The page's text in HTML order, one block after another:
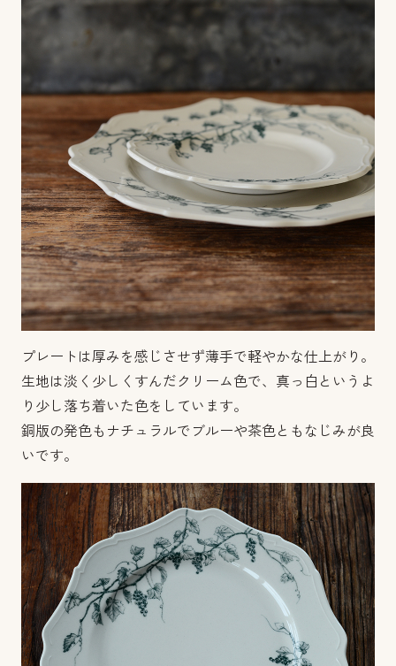
プレートは厚みを感じさせず薄手で軽やかな仕上がり。
生地は淡く少しくすんだクリーム色で、真っ白というよ
り少し落ち着いた色をしています。
銅版の発色もナチュラルでブルーや茶色ともなじみが良
いです。